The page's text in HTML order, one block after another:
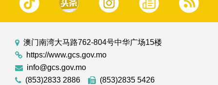
澳门南湾大马路762-804号中华广场15楼
https://www.gcs.gov.mo
info@gcs.gov.mo
(853)2833 2886
(853)2835 5426